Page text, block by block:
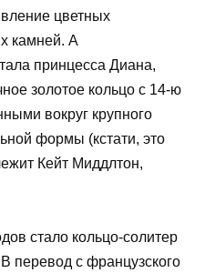
цветных
камней. А
принцесса Диана,
золотое кольцо с 14-ю
вокруг крупного
формы (кстати, это
Кейт Миддлтон,
стало кольцо-солитер
перевод с французского